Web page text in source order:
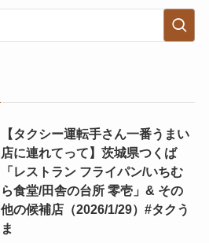
【タクシー運転手さん一番うまい
店に連れてって】茨城県つくば
「レストラン フライパン/いちむ
ら食堂/田舎の台所 零壱」& その
他の候補店（2026/1/29）#タクう
ま